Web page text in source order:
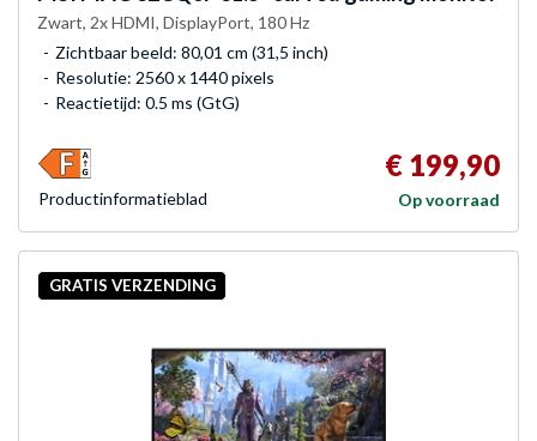
Zwart, 2x HDMI, DisplayPort, 180 Hz
Zichtbaar beeld: 80,01 cm (31,5 inch)
Resolutie: 2560 x 1440 pixels
Reactietijd: 0.5 ms (GtG)
€ 199,90
Op voorraad
Product­informatieblad
GRATIS VERZENDING